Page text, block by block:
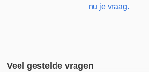
nu je vraag.
Veel gestelde vragen